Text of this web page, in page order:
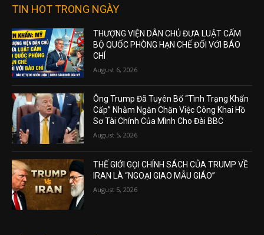
TIN HOT TRONG NGÀY
THƯỢNG VIỆN DÂN CHỦ ĐƯA LUẬT CẤM
BỘ QUỐC PHÒNG HẠN CHẾ ĐỐI VỚI BÁO
CHÍ
August 6, 2026
Ông Trump Đã Tuyên Bố “Tình Trạng Khẩn
Cấp” Nhằm Ngăn Chặn Việc Công Khai Hồ
Sơ Tài Chính Của Mình Cho Đài BBC
August 5, 2026
THẾ GIỚI GỌI CHÍNH SÁCH CỦA TRUMP VỀ
IRAN LÀ “NGOẠI GIAO MẪU GIÁO”
August 5, 2026